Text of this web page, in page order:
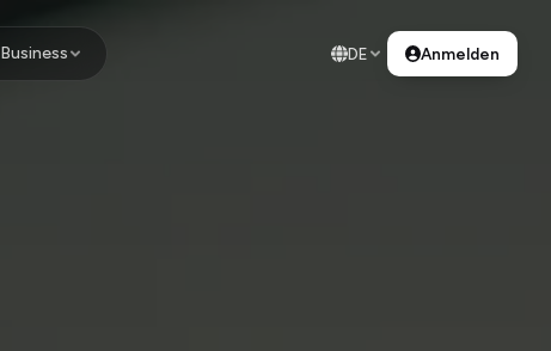
Business DE Anmelden